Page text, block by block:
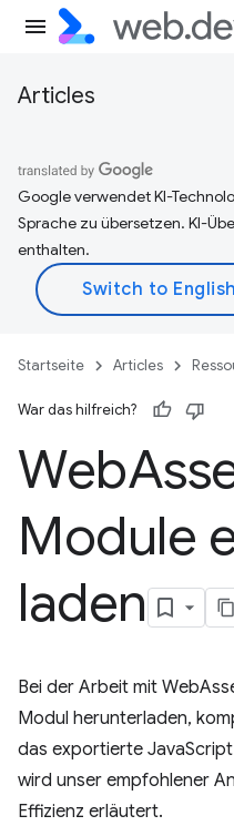
Articles
Google verwendet KI-
Sprache zu übersetzen. KI-
enthalten.
Startseite Articles
War das hilfreich?
Web
Module
laden
Bei der Arbeit mit
Modul herunterladen,
das exportierte
wird unser empfohlener
Effizienz erläutert.